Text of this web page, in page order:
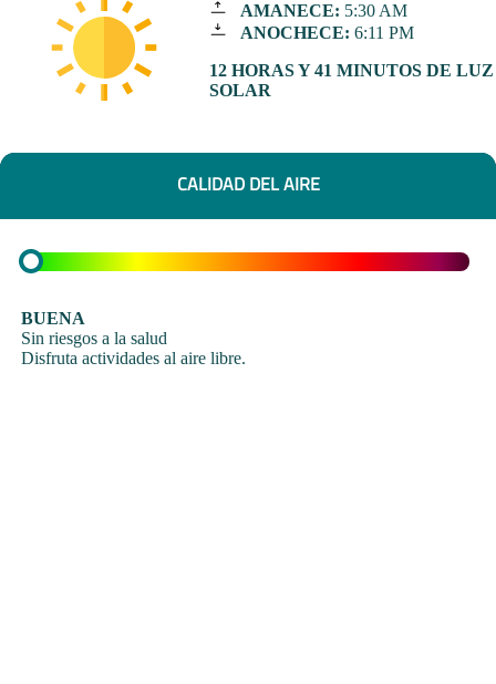
AMANECE: 5:30 AM
ANOCHECE: 6:11 PM
12 HORAS Y 41 MINUTOS DE LUZ
SOLAR
CALIDAD DEL AIRE
BUENA
Sin riesgos a la salud
Disfruta actividades al aire libre.